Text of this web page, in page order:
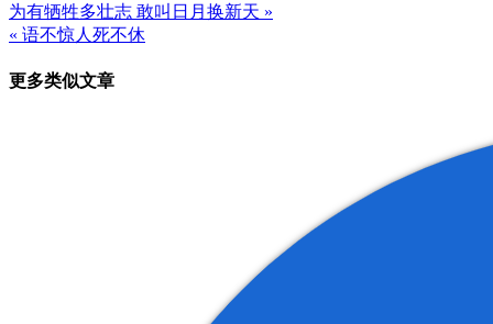
文
章
导
为有牺牲多壮志 敢叫日月换新天 »
« 语不惊人死不休
更多类似文章